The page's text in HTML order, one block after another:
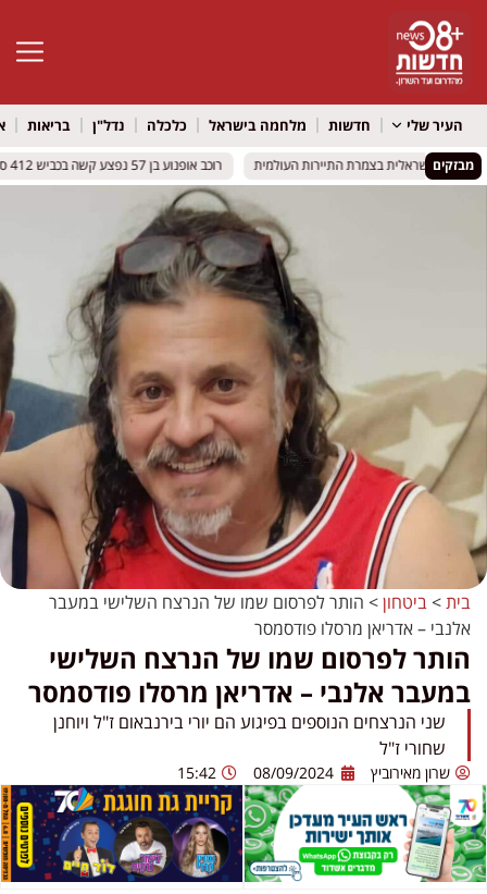
פתח
העיר שלי חדשות מלחמה בישראל כלכלה נדל"ן בריאות
מבזקיםהישראלית בצמרת התיירות העולמית
הישראלית בצמרת התיירות העולמית רוכב אופנוע בן 57 נפצע קשה בכביש 412 סמוך לאור יהודה
רוכב אופנוע בן 57 נפצע קשה בכביש 412 סמוך לאור יהודה
בית>ביטחון> הותר לפרסום שמו של הנרצח השלישי במעבר
אלנבי – אדריאן מרסלו פודסמסר
הותר לפרסום שמו של הנרצח השלישי
במעבר אלנבי – אדריאן מרסלו פודסמסר
שני הנרצחים הנוספים בפיגוע הם יורי בירנבאום ז"ל ויוחנן
שחורי ז"ל
שרון מאירוביץ 08/09/2024
15:42